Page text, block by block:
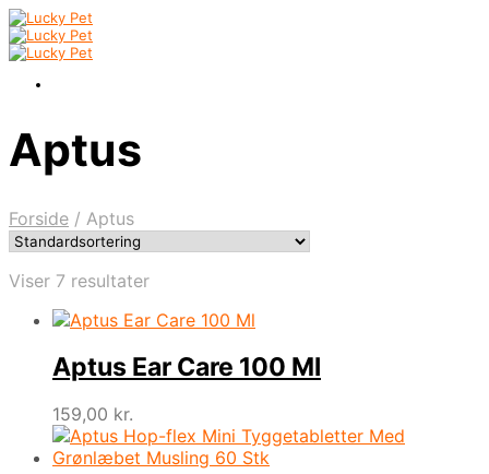
Aptus
Forside / Aptus
Viser 7 resultater
Aptus Ear Care 100 Ml
159,00 kr.